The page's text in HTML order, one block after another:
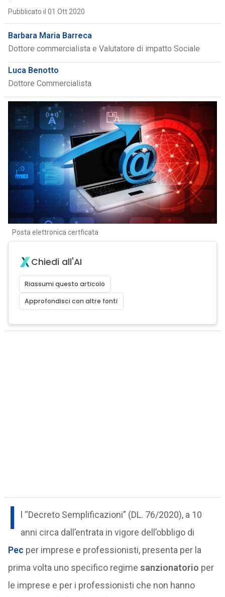
Pubblicato il 01 Ott 2020
Barbara Maria Barreca
Dottore commercialista e Valutatore di impatto Sociale
Luca Benotto
Dottore Commercialista
Posta elettronica certficata
Chiedi all'AI
Riassumi questo articolo
Approfondisci con altre fonti
I
l “Decreto Semplificazioni” (DL. 76/2020), a 10
anni circa dall’entrata in vigore dell’obbligo di
Pec per imprese e professionisti, presenta per la
prima volta uno specifico regime sanzionatorio per
le imprese e per i professionisti che non hanno